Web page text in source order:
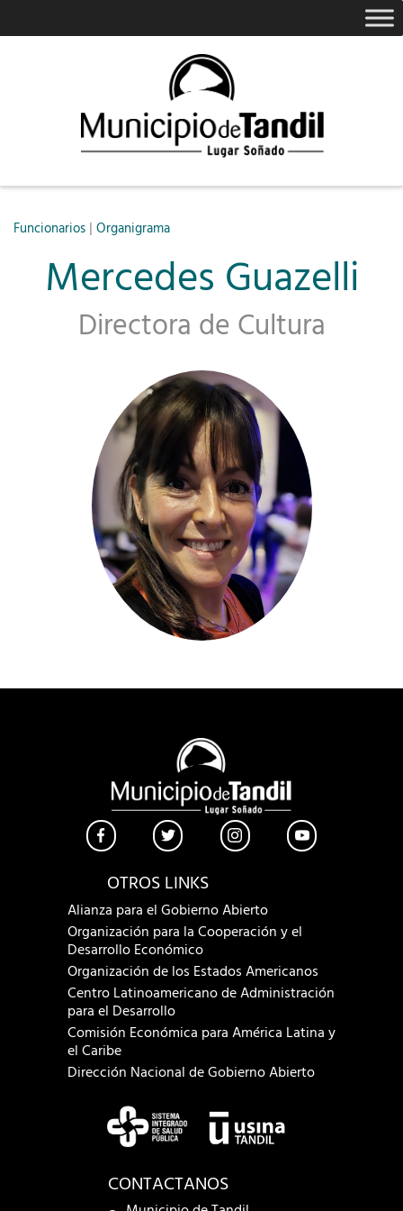
Funcionarios | Organigrama
Mercedes Guazelli
Directora de Cultura
OTROS LINKS
Alianza para el Gobierno Abierto
Organización para la Cooperación y el
Desarrollo Económico
Organización de los Estados Americanos
Centro Latinoamericano de Administración
para el Desarrollo
Comisión Económica para América Latina y
el Caribe
Dirección Nacional de Gobierno Abierto
CONTACTANOS